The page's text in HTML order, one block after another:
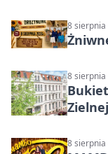
8 sierpnia
8 sierpnia
Zielnej
8 sierpnia